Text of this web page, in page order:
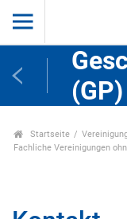
(GP)
Startseite
Fachliche Vereinigungen